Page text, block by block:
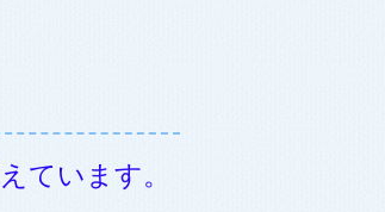
えています。